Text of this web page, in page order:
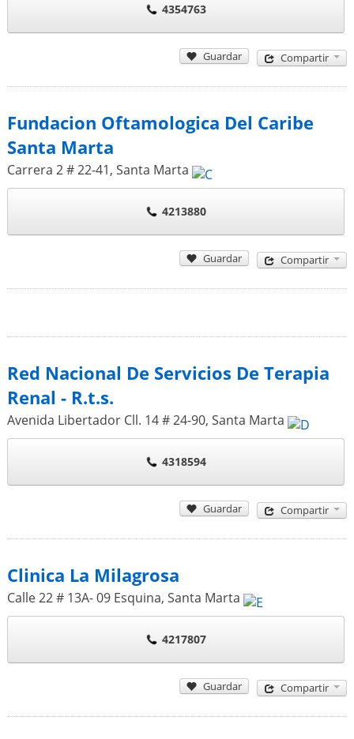
4354763
Guardar Compartir
Fundacion Oftamologica Del Caribe
Santa Marta
Carrera 2 # 22-41, Santa Marta
4213880
Guardar Compartir
Red Nacional De Servicios De Terapia
Renal - R.t.s.
Avenida Libertador Cll. 14 # 24-90, Santa Marta
4318594
Guardar Compartir
Clinica La Milagrosa
Calle 22 # 13A- 09 Esquina, Santa Marta
4217807
Guardar Compartir